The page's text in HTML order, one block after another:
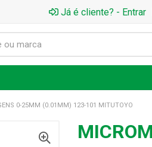
Já é cliente? - Entrar
0-25MM (0.01MM) 123-101 MITUTOYO